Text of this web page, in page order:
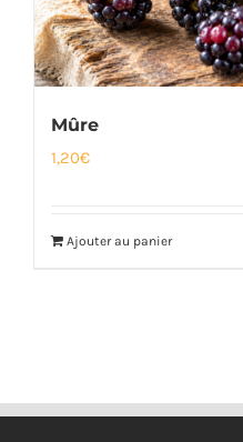
Mûre
1,20€
Ajouter au panier